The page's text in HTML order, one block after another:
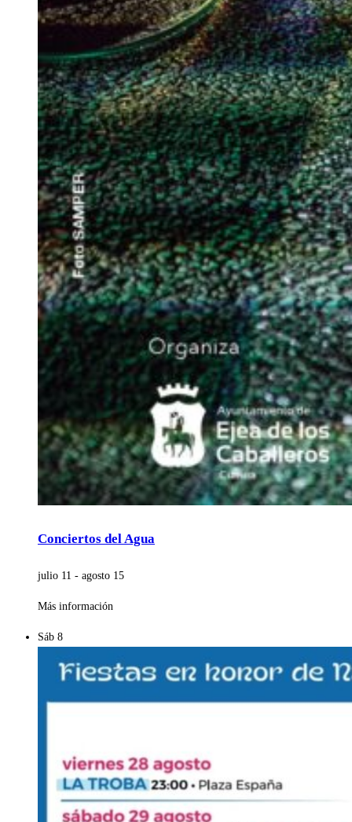
Conciertos del Agua
julio 11 - agosto 15
Más información
Sáb 8